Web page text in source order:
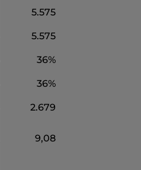
5.575
5.575
36%
36%
2.679
9,08